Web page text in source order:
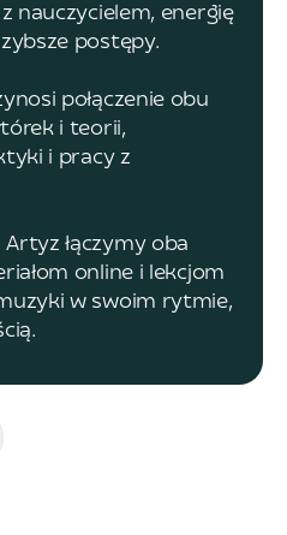
nauczycielem, energię
postępy.
połączenie obu
i teorii,
i pracy z
łączymy oba
online i lekcjom
w swoim rytmie,